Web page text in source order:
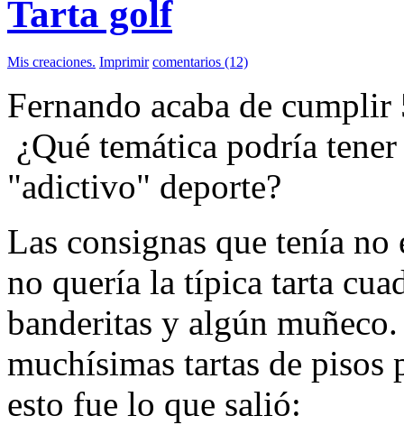
Tarta golf
Mis creaciones. Imprimir comentarios (12)
Fernando acaba de
¿Qué temática podría
"adictivo" deporte?
Las consignas que tenía no
no quería la típica tarta
banderitas y algún
muchísimas tartas de
esto fue lo que salió: